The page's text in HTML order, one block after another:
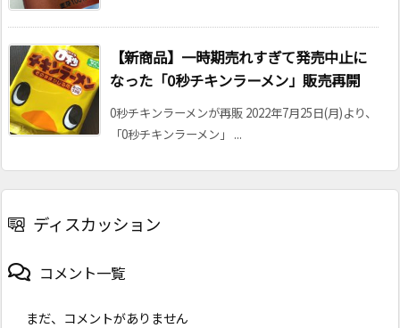
【新商品】一時期売れすぎて発売中止に
なった「0秒チキンラーメン」販売再開
0秒チキンラーメンが再販 2022年7月25日(月)より、
「0秒チキンラーメン」 ...
ディスカッション
コメント一覧
まだ、コメントがありません